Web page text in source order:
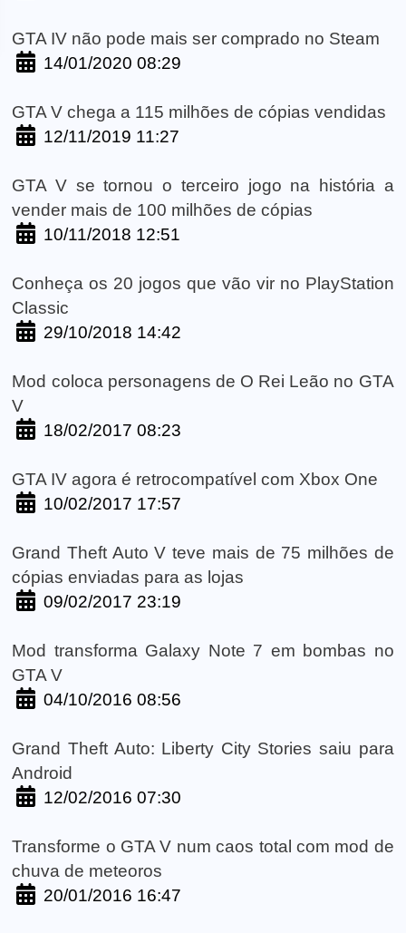
GTA IV não pode mais ser comprado no Steam
14/01/2020 08:29
GTA V chega a 115 milhões de cópias vendidas
12/11/2019 11:27
GTA V se tornou o terceiro jogo na história a
vender mais de 100 milhões de cópias
10/11/2018 12:51
Conheça os 20 jogos que vão vir no PlayStation
Classic
29/10/2018 14:42
Mod coloca personagens de O Rei Leão no GTA
V
18/02/2017 08:23
GTA IV agora é retrocompatível com Xbox One
10/02/2017 17:57
Grand Theft Auto V teve mais de 75 milhões de
cópias enviadas para as lojas
09/02/2017 23:19
Mod transforma Galaxy Note 7 em bombas no
GTA V
04/10/2016 08:56
Grand Theft Auto: Liberty City Stories saiu para
Android
12/02/2016 07:30
Transforme o GTA V num caos total com mod de
chuva de meteoros
20/01/2016 16:47